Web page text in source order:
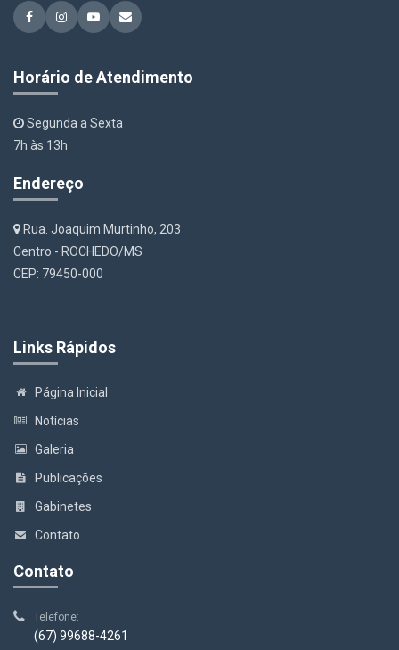
Horário de Atendimento
Segunda a Sexta
7h às 13h
Endereço
Rua. Joaquim Murtinho, 203
Centro - ROCHEDO/MS
CEP: 79450-000
Links Rápidos
Página Inicial
Notícias
Galeria
Publicações
Gabinetes
Contato
Contato
Telefone:
(67) 99688-4261